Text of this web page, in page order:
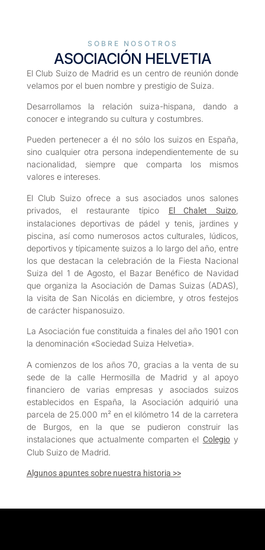
SOBRE NOSOTROS
ASOCIACIÓN HELVETIA
El Club Suizo de Madrid es un centro de reunión donde
velamos por el buen nombre y prestigio de Suiza.
Desarrollamos la relación suiza-hispana, dando a
conocer e integrando su cultura y costumbres.
Pueden pertenecer a él no sólo los suizos en España,
sino cualquier otra persona independientemente de su
nacionalidad, siempre que comparta los mismos
valores e intereses.
El Club Suizo ofrece a sus asociados unos salones
privados, el restaurante típico
El Chalet Suizo
instalaciones deportivas de pádel y tenis, jardines y
piscina, así como numerosos actos culturales, lúdicos,
deportivos y típicamente suizos a lo largo del año, entre
los que destacan la celebración de la Fiesta Nacional
Suiza del 1 de Agosto, el Bazar Benéfico de Navidad
que organiza la Asociación de Damas Suizas (ADAS),
la visita de San Nicolás en diciembre, y otros festejos
de carácter hispanosuizo.
La Asociación fue constituida a finales del año 1901 con
la denominación «Sociedad Suiza Helvetia».
A comienzos de los años 70, gracias a la venta de su
sede de la calle Hermosilla de Madrid y al apoyo
financiero de varias empresas y asociados suizos
establecidos en España, la Asociación adquirió una
parcela de 25.000 m² en el kilómetro 14 de la carretera
de Burgos, en la que se pudieron construir las
instalaciones que actualmente comparten el Colegioy
Club Suizo de Madrid.
Algunos apuntes sobre nuestra historia >>